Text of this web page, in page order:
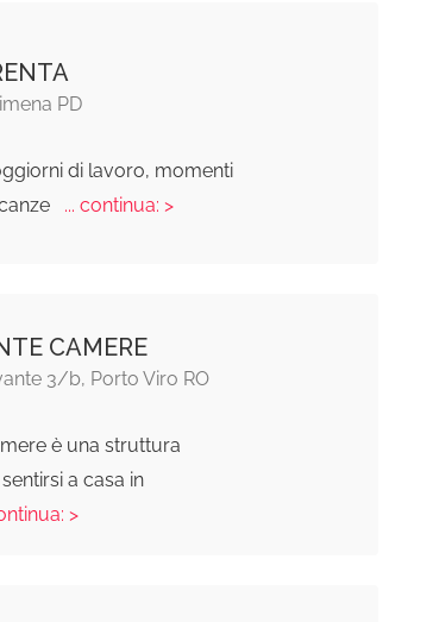
PD
di lavoro, momenti
... continua: >
CAMERE
3/b, Porto Viro RO
è una struttura
a casa in
>